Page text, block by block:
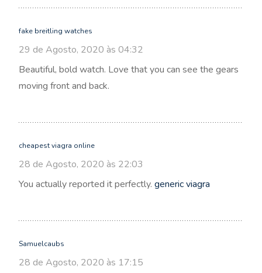
fake breitling watches
29 de Agosto, 2020 às 04:32
Beautiful, bold watch. Love that you can see the gears
moving front and back.
cheapest viagra online
28 de Agosto, 2020 às 22:03
You actually reported it perfectly. generic viagra
Samuelcaubs
28 de Agosto, 2020 às 17:15